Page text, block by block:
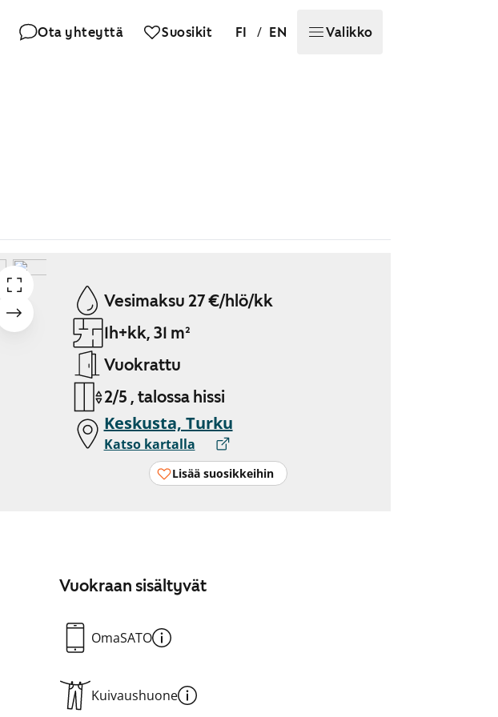
Ota yhteyttä Suosikit FI / EN Valikko
Vesimaksu 27 €/hlö/kk
1h+kk, 31 m²
Vuokrattu
2/5 , talossa hissi
Keskusta, Turku
Katso kartalla
Lisää suosikkeihin
Vuokraan sisältyvät
OmaSATO
Kuivaushuone